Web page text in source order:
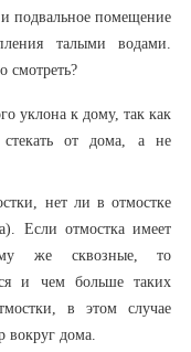
подвальное помещение
талыми водами.
смотреть?
уклона к дому, так как
от дома, а не
нет ли в отмостке
Если отмостка имеет
же сквозные, то
и чем больше таких
в этом случае
вокруг дома.